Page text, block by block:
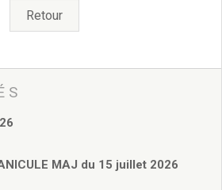
nous voir
règlementation
funéraire
Retour
MAJ du 15 juillet 2026